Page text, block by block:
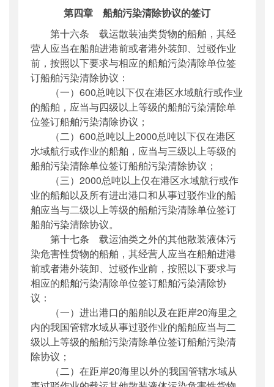
第四章 船舶污染清除协议的签订
第十六条 载运散装油类货物的船舶，其经
营人应当在船舶进港前或者港外装卸、过驳作业
前，按照以下要求与相应的船舶污染清除单位签
订船舶污染清除协议：
（一）600总吨以下仅在港区水域航行或作业
的船舶，应当与四级以上等级的船舶污染清除单
位签订船舶污染清除协议；
（二）600总吨以上2000总吨以下仅在港区
水域航行或作业的船舶，应当与三级以上等级的
船舶污染清除单位签订船舶污染清除协议；
（三）2000总吨以上仅在港区水域航行或作
业的船舶以及所有进出港口和从事过驳作业的船
舶应当与二级以上等级的船舶污染清除单位签订
船舶污染清除协议。
第十七条 载运油类之外的其他散装液体污
染危害性货物的船舶，其经营人应当在船舶进港
前或者港外装卸、过驳作业前，按照以下要求与
相应的船舶污染清除单位签订船舶污染清除协
议：
（一）进出港口的船舶以及在距岸20海里之
内的我国管辖水域从事过驳作业的船舶应当与二
级以上等级的船舶污染清除单位签订船舶污染清
除协议；
（二）在距岸20海里以外的我国管辖水域从